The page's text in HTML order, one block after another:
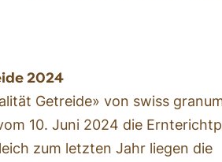
2024
Getreide» von swiss
10. Juni 2024 die
zum letzten Jahr liegen die